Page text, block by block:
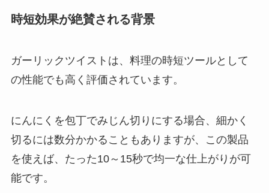
時短効果が絶賛される背景
ガーリックツイストは、料理の時短ツールとして
の性能でも高く評価されています。
にんにくを包丁でみじん切りにする場合、細かく
切るには数分かかることもありますが、この製品
を使えば、たった10～15秒で均一な仕上がりが可
能です。